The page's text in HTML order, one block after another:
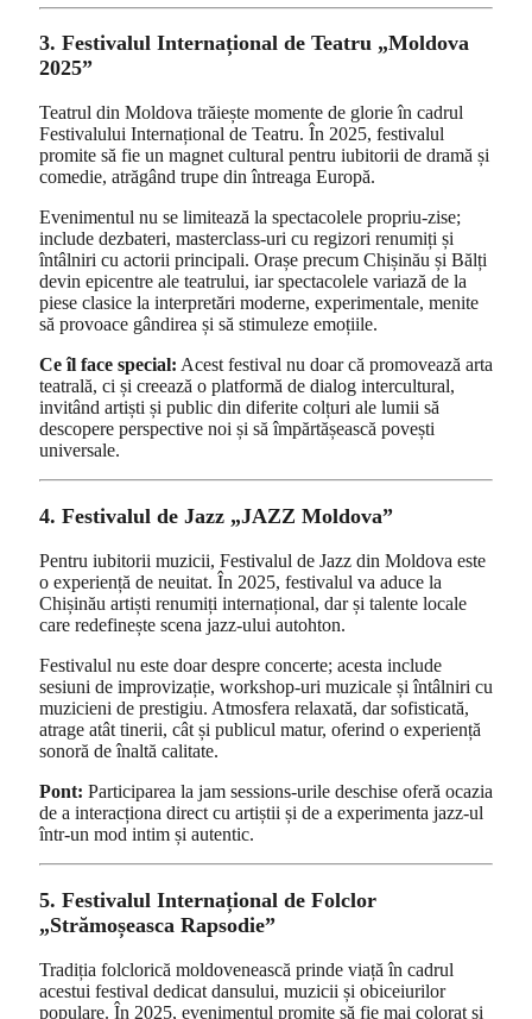
3. Festivalul Internațional de Teatru „Moldova
2025”
Teatrul din Moldova trăiește momente de glorie în cadrul
Festivalului Internațional de Teatru. În 2025, festivalul
promite să fie un magnet cultural pentru iubitorii de dramă și
comedie, atrăgând trupe din întreaga Europă.
Evenimentul nu se limitează la spectacolele propriu-zise;
include dezbateri, masterclass-uri cu regizori renumiți și
întâlniri cu actorii principali. Orașe precum Chișinău și Bălți
devin epicentre ale teatrului, iar spectacolele variază de la
piese clasice la interpretări moderne, experimentale, menite
să provoace gândirea și să stimuleze emoțiile.
Ce îl face special: Acest festival nu doar că promovează arta
teatrală, ci și creează o platformă de dialog intercultural,
invitând artiști și public din diferite colțuri ale lumii să
descopere perspective noi și să împărtășească povești
universale.
4. Festivalul de Jazz „JAZZ Moldova”
Pentru iubitorii muzicii, Festivalul de Jazz din Moldova este
o experiență de neuitat. În 2025, festivalul va aduce la
Chișinău artiști renumiți internațional, dar și talente locale
care redefinește scena jazz-ului autohton.
Festivalul nu este doar despre concerte; acesta include
sesiuni de improvizație, workshop-uri muzicale și întâlniri cu
muzicieni de prestigiu. Atmosfera relaxată, dar sofisticată,
atrage atât tinerii, cât și publicul matur, oferind o experiență
sonoră de înaltă calitate.
Pont: Participarea la jam sessions-urile deschise oferă ocazia
de a interacționa direct cu artiștii și de a experimenta jazz-ul
într-un mod intim și autentic.
5. Festivalul Internațional de Folclor
„Strămoșeasca Rapsodie”
Tradiția folclorică moldovenească prinde viață în cadrul
acestui festival dedicat dansului, muzicii și obiceiurilor
populare. În 2025, evenimentul promite să fie mai colorat și